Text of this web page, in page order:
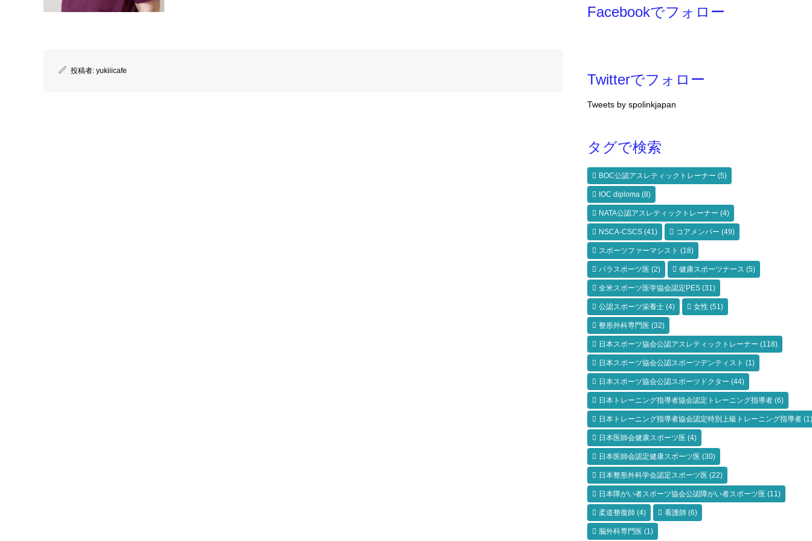
投稿者: yukiiicafe
Facebookでフォロー
Twitterでフォロー
Tweets by spolinkjapan
タグで検索
BOC公認アスレティックトレーナー (5)
IOC diploma (8)
NATA公認アスレティックトレーナー (4)
NSCA-CSCS (41) コアメンバー (49)
スポーツファーマシスト (18)
パラスポーツ医 (2) 健康スポーツナース (5)
全米スポーツ医学協会認定PES (31)
公認スポーツ栄養士 (4) 女性 (51)
整形外科専門医 (32)
日本スポーツ協会公認アスレティックトレーナー (118)
日本スポーツ協会公認スポーツデンティスト (1)
日本スポーツ協会公認スポーツドクター (44)
日本トレーニング指導者協会認定トレーニング指導者 (6)
日本トレーニング指導者協会認定特別上級トレーニング指導者 (1)
日本医師会健康スポーツ医 (4)
日本医師会認定健康スポーツ医 (30)
日本整形外科学会認定スポーツ医 (22)
日本障がい者スポーツ協会公認障がい者スポーツ医 (11)
柔道整復師 (4) 看護師 (6)
脳外科専門医 (1)